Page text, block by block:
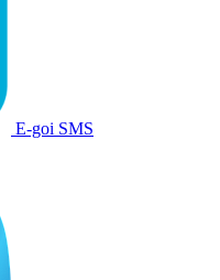
E-goi SMS